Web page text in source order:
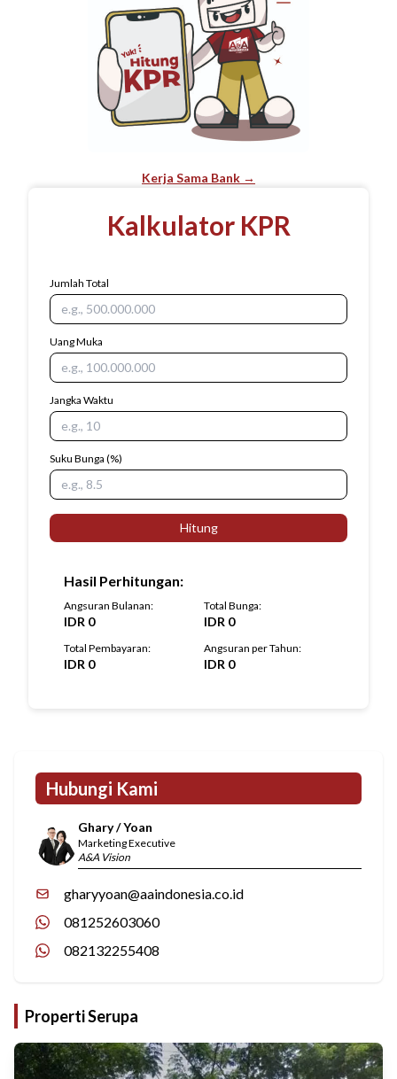
Kerja Sama Bank →
Kalkulator KPR
Jumlah Total
Uang Muka
Jangka Waktu
Suku Bunga (%)
Hitung
Hasil Perhitungan:
Angsuran Bulanan:
IDR 0
Total Bunga:
IDR 0
Total Pembayaran:
IDR 0
Angsuran per Tahun:
IDR 0
Hubungi Kami
Ghary / Yoan
Marketing Executive
A&A Vision
gharyyoan@aaindonesia.co.id
081252603060
082132255408
Properti Serupa